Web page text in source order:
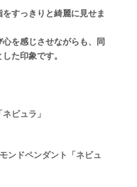
すっきりと綺麗に見せま
を感じさせながらも、同
た印象です。
ビュラ」
ンドペンダント「ネビュ